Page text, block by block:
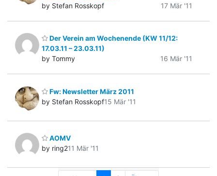
by Stefan Rosskopf
17 Mär '11
Der Verein am Wochenende (KW 11/12:
17.03.11 – 23.03.11)
by Tommy
16 Mär '11
Fw: Newsletter März 2011
by Stefan Rosskopf15 Mär '11
AOMV
by ring211 Mär '11